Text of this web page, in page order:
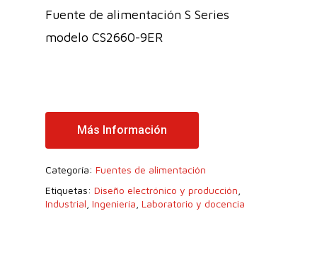
Fuente de alimentación S Series
modelo CS2660-9ER
Más Información
Categoría: Fuentes de alimentación
Etiquetas: Diseño electrónico y producción
Industrial Ingeniería Laboratorio y docencia